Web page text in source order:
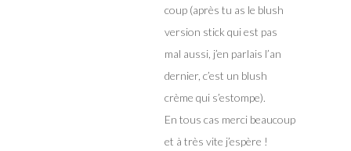
coup (après tu as le blush
version stick qui est pas
mal aussi, j’en parlais l’an
dernier, c’est un blush
crème qui s’estompe).
En tous cas merci beaucoup
et à très vite j’espère !